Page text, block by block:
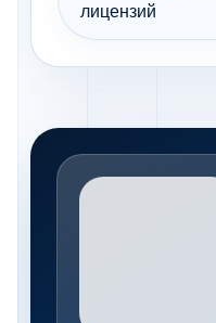
лицензий